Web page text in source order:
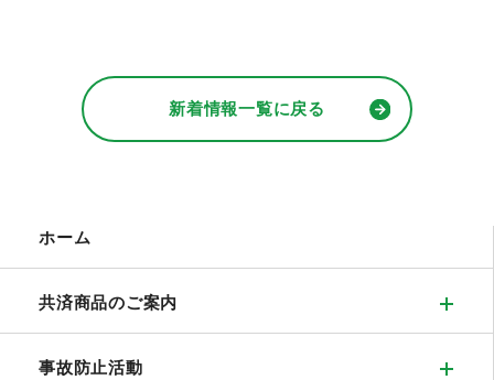
新着情報一覧に戻る
ホーム
共済商品のご案内
事故防止活動